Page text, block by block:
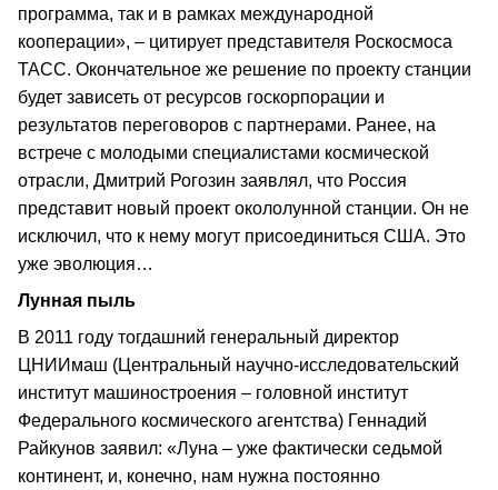
программа, так и в рамках международной
кооперации», – цитирует представителя Роскосмоса
ТАСС. Окончательное же решение по проекту станции
будет зависеть от ресурсов госкорпорации и
результатов переговоров с партнерами. Ранее, на
встрече с молодыми специалистами космической
отрасли, Дмитрий Рогозин заявлял, что Россия
представит новый проект окололунной станции. Он не
исключил, что к нему могут присоединиться США. Это
уже эволюция…
Лунная пыль
В 2011 году тогдашний генеральный директор
ЦНИИмаш (Центральный научно-исследовательский
институт машиностроения – головной институт
Федерального космического агентства) Геннадий
Райкунов заявил: «Луна – уже фактически седьмой
континент, и, конечно, нам нужна постоянно